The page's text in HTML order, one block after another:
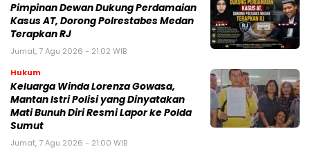
Pimpinan Dewan Dukung Perdamaian
Kasus AT, Dorong Polrestabes Medan
Terapkan RJ
Jumat, 7 Agu 2026 - 21:02 WIB
Hukum
Keluarga Winda Lorenza Gowasa,
Mantan Istri Polisi yang Dinyatakan
Mati Bunuh Diri Resmi Lapor ke Polda
Sumut
Jumat, 7 Agu 2026 - 21:00 WIB